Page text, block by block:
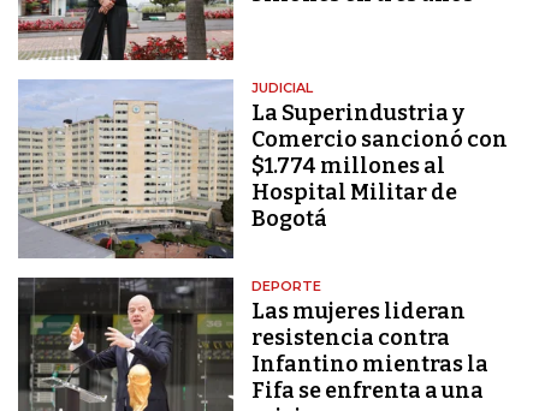
JUDICIAL
La Superindustria y
Comercio sancionó con
$1.774 millones al
Hospital Militar de
Bogotá
DEPORTE
Las mujeres lideran
resistencia contra
Infantino mientras la
Fifa se enfrenta a una